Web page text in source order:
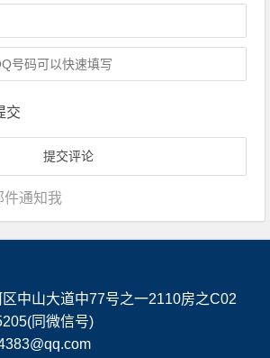
交
件通知我
中山大道中77号之一2110房之C02
同微信号)